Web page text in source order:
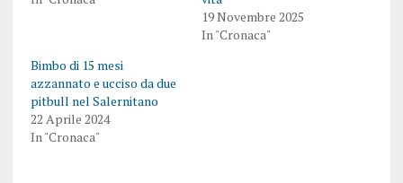
19 Novembre 2025
In "Cronaca"
Bimbo di 15 mesi
azzannato e ucciso da due
pitbull nel Salernitano
22 Aprile 2024
In "Cronaca"